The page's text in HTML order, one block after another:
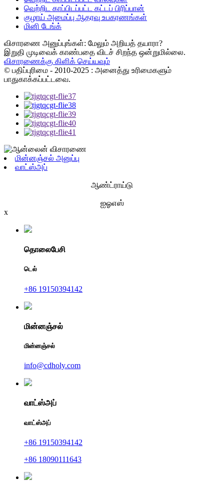
வெற்றிட காப்பிடப்பட்ட கட்டப் பிரிப்பான்
குழாய் அமைப்பு ஆதரவு உபகரணங்கள்
மினி டேங்க்
விசாரணை அனுப்புங்கள்: மேலும் அறியத் தயாரா?
இறுதி முடிவைக் காண்பதை விடச் சிறந்த ஒன்றுமில்லை.
விசாரணைக்கு கிளிக் செய்யவும்
© பதிப்புரிமை - 2010-2025 : அனைத்து உரிமைகளும்
பாதுகாக்கப்பட்டவை.
மின்னஞ்சல் அனுப்பு
வாட்ஸ்அப்
ஆண்ட்ராய்டு
ஐஓஎஸ்
x
தொலைபேசி
டெல்
+86 19150394142
மின்னஞ்சல்
மின்னஞ்சல்
info@cdholy.com
வாட்ஸ்அப்
வாட்ஸ்அப்
+86 19150394142
+86 18090111643